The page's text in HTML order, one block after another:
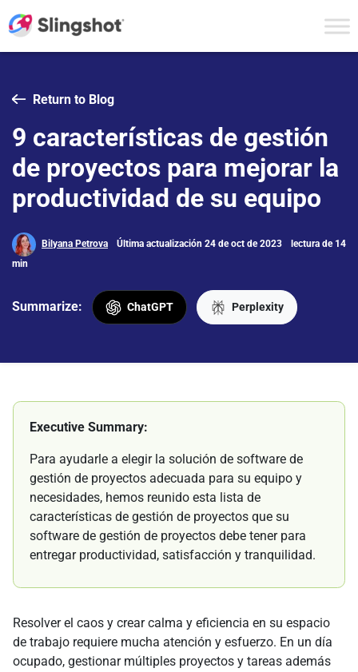
Return to Blog
9 características de gestión
de proyectos para mejorar la
productividad de su equipo
Bilyana Petrova Última actualización 24 de oct de 2023
lectura de 14
min
Summarize: ChatGPT Perplexity
Executive Summary:
Para ayudarle a elegir la solución de software de
gestión de proyectos adecuada para su equipo y
necesidades, hemos reunido esta lista de
características de gestión de proyectos que su
software de gestión de proyectos debe tener para
entregar productividad, satisfacción y tranquilidad.
Resolver el caos y crear calma y eficiencia en su espacio
de trabajo requiere mucha atención y esfuerzo. En un día
ocupado, gestionar múltiples proyectos y tareas además